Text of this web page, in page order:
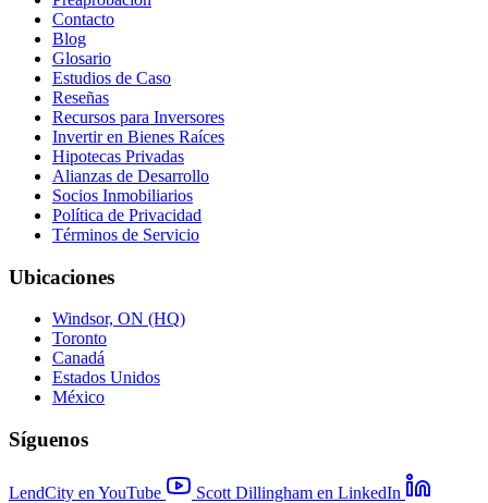
Contacto
Blog
Glosario
Estudios de Caso
Reseñas
Recursos para Inversores
Invertir en Bienes Raíces
Hipotecas Privadas
Alianzas de Desarrollo
Socios Inmobiliarios
Política de Privacidad
Términos de Servicio
Ubicaciones
Windsor, ON (HQ)
Toronto
Canadá
Estados Unidos
México
Síguenos
LendCity en YouTube
Scott Dillingham en LinkedIn